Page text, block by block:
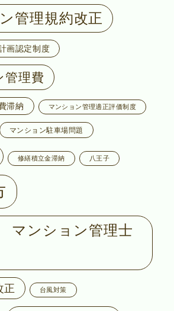
管理規約改正
画認定制度
管理費
滞納 マンション管理適正評価制度
マンション駐車場問題
修繕積立金滞納 八王子
マンション管理士
正 台風対策